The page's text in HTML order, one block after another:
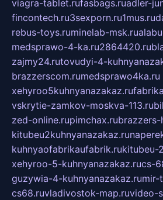
viagra-tablet.rufasbags.ruadler-
fincontech.ru3sexporn.ru1mus.ru
rebus-toys.ruminelab-msk.ru
medsprawo-4-ka.ru2864420.ru
zajmy24.rutovudyi-4-
brazzerscom.rumedsprawo4ka.ru
xehyroo5kuhnyanazakaz.ru
vskrytie-zamkov-moskva-113.ru
zed-online.rupimchax.rubrazzers-
kitubeu2kuhnyanazakaz.ru
kuhnyaofabrikaufabrik.rukitubeu-
xehyroo-5-kuhnyanazakaz.rucs-
guzywia-4-kuhnyanazakaz.rumir-
cs68.ruvladivostok-map.ruvideo-